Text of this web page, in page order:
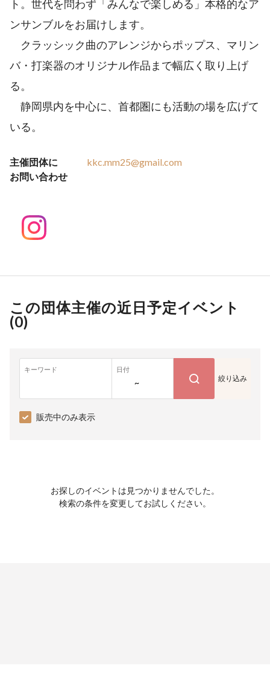
ト。世代を問わず「みんなで楽しめる」本格的なア
ンサンブルをお届けします。
クラッシック曲のアレンジからポップス、マリン
バ・打楽器のオリジナル作品まで幅広く取り上げ
る。
静岡県内を中心に、首都圏にも活動の場を広げて
いる。
主催団体に
お問い合わせ
kkc.mm25@gmail.com
この団体主催の近日予定イベント
(0)
キーワード 日付
~ 絞り込み
販売中のみ表示
お探しのイベントは見つかりませんでした。
検索の条件を変更してお試しください。